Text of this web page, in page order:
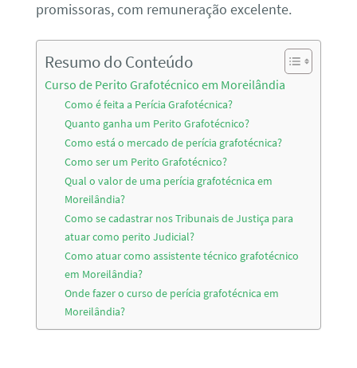
promissoras, com remuneração excelente.
Resumo do Conteúdo
Curso de Perito Grafotécnico em Moreilândia
Como é feita a Perícia Grafotécnica?
Quanto ganha um Perito Grafotécnico?
Como está o mercado de perícia grafotécnica?
Como ser um Perito Grafotécnico?
Qual o valor de uma perícia grafotécnica em
Moreilândia?
Como se cadastrar nos Tribunais de Justiça para
atuar como perito Judicial?
Como atuar como assistente técnico grafotécnico
em Moreilândia?
Onde fazer o curso de perícia grafotécnica em
Moreilândia?